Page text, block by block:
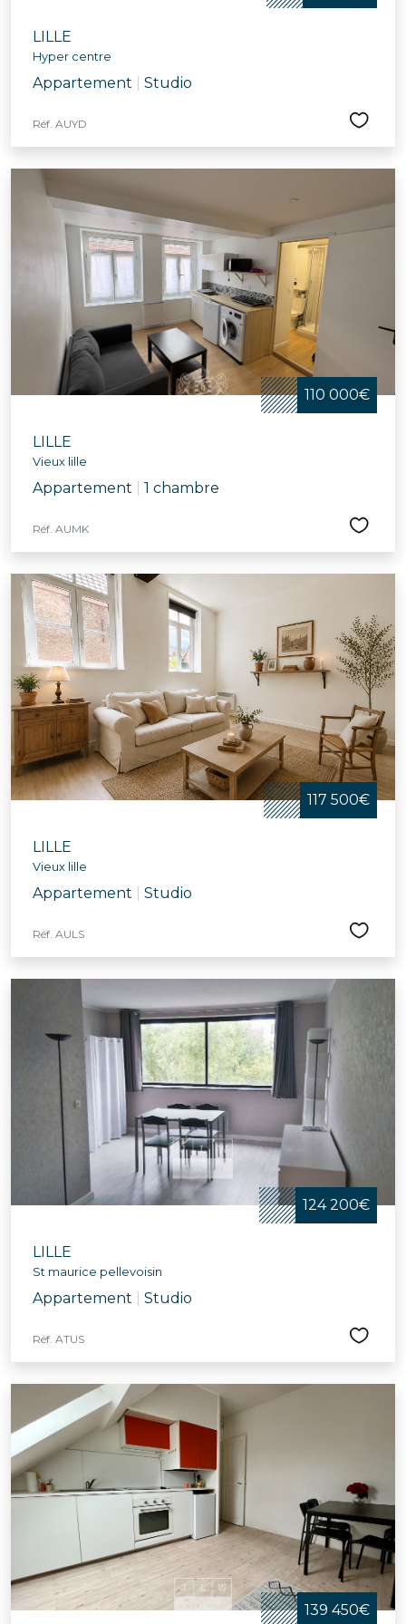
LILLE
Hyper centre
Appartement Studio
Réf. AUYD
110 000€
LILLE
Vieux lille
Appartement 1 chambre
Réf. AUMK
117 500€
LILLE
Vieux lille
Appartement Studio
Réf. AULS
124 200€
LILLE
St maurice pellevoisin
Appartement Studio
Réf. ATUS
139 450€